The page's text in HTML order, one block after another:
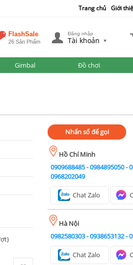
Trang chủ Giới
FlashSale
26 Sản Phẩm
Đăng nhập
Tài khoản
Gimbal Đồ chơi
Nhấn số để gọi
Hồ Chí Minh
0909688485-0984895050-
0968202049
Chat Zalo
Hà Nội
0982580303-0938653132-
Chat Zalo